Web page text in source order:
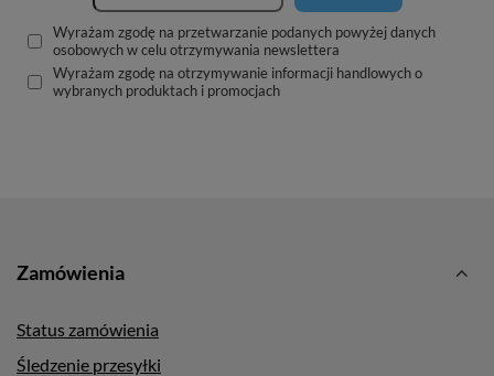
Wyrażam zgodę na przetwarzanie podanych powyżej danych
osobowych w celu otrzymywania newslettera
Wyrażam zgodę na otrzymywanie informacji handlowych o
wybranych produktach i promocjach
Zamówienia
Status zamówienia
Śledzenie przesyłki